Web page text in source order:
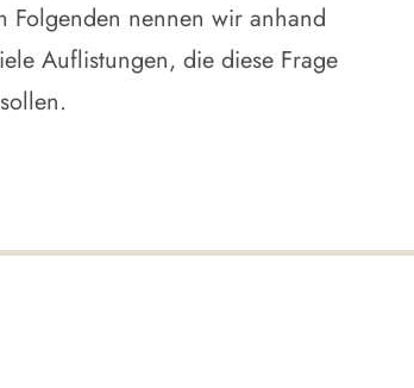
Folgenden nennen wir anhand
Auflistungen, die diese Frage